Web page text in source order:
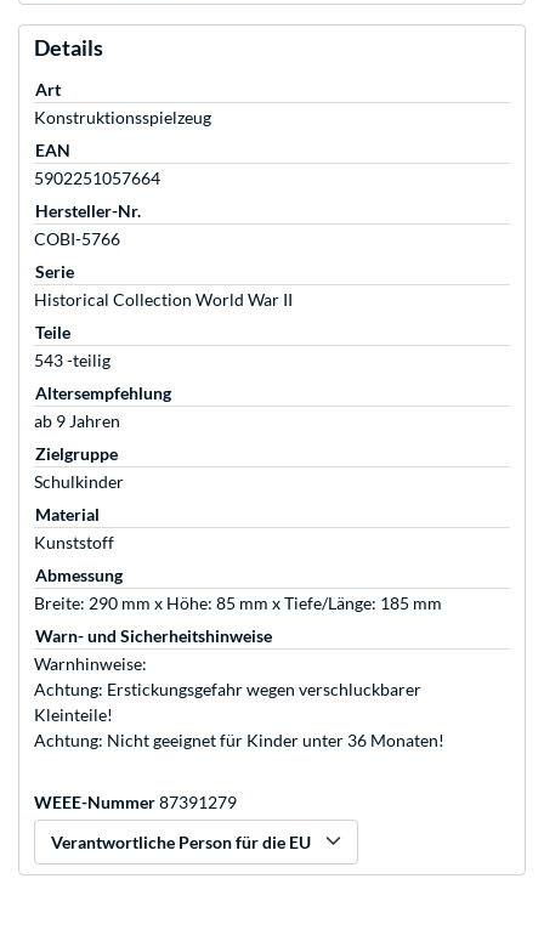
Details
Art
Konstruktionsspielzeug
EAN
5902251057664
Hersteller-Nr.
COBI-5766
Serie
Historical Collection World War II
Teile
543 -teilig
Altersempfehlung
ab 9 Jahren
Zielgruppe
Schulkinder
Material
Kunststoff
Abmessung
Breite: 290 mm x Höhe: 85 mm x Tiefe/Länge: 185 mm
Warn- und Sicherheitshinweise
Warnhinweise:
Achtung: Erstickungsgefahr wegen verschluckbarer
Kleinteile!
Achtung: Nicht geeignet für Kinder unter 36 Monaten!
WEEE-Nummer87391279
Verantwortliche Person für die EU